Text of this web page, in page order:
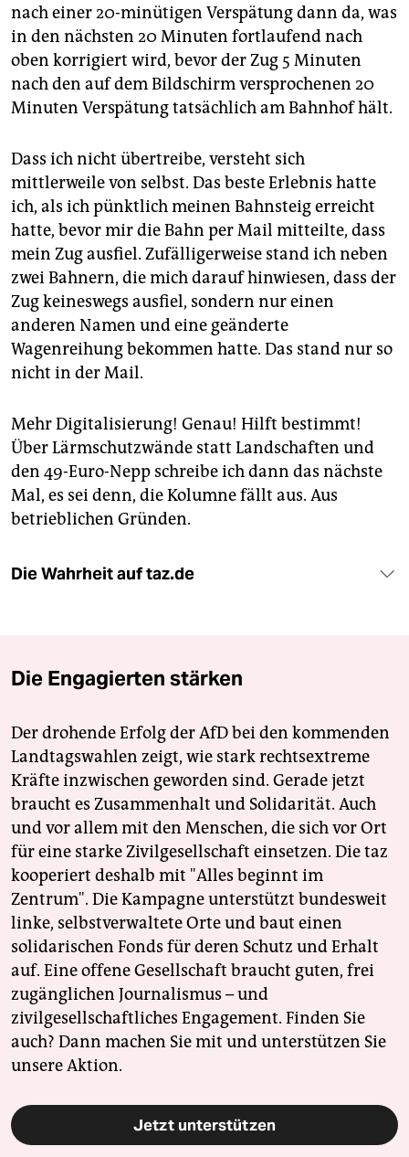
nach einer 20-minütigen Verspätung dann da, was
in den nächsten 20 Minuten fortlaufend nach
oben korrigiert wird, bevor der Zug 5 Minuten
nach den auf dem Bildschirm versprochenen 20
Minuten Verspätung tatsächlich am Bahnhof hält.
Dass ich nicht übertreibe, versteht sich
mittlerweile von selbst. Das beste Erlebnis hatte
ich, als ich pünktlich meinen Bahnsteig erreicht
hatte, bevor mir die Bahn per Mail mitteilte, dass
mein Zug ausfiel. Zufälligerweise stand ich neben
zwei Bahnern, die mich darauf hinwiesen, dass der
Zug keineswegs ausfiel, sondern nur einen
anderen Namen und eine geänderte
Wagenreihung bekommen hatte. Das stand nur so
nicht in der Mail.
Mehr Digitalisierung! Genau! Hilft bestimmt!
Über Lärmschutzwände statt Landschaften und
den 49-Euro-Nepp schreibe ich dann das nächste
Mal, es sei denn, die Kolumne fällt aus. Aus
betrieblichen Gründen.
Die Wahrheit auf taz.de
Die Engagierten stärken
Der drohende Erfolg der AfD bei den kommenden
Landtagswahlen zeigt, wie stark rechtsextreme
Kräfte inzwischen geworden sind. Gerade jetzt
braucht es Zusammenhalt und Solidarität. Auch
und vor allem mit den Menschen, die sich vor Ort
für eine starke Zivilgesellschaft einsetzen. Die taz
kooperiert deshalb mit "Alles beginnt im
Zentrum". Die Kampagne unterstützt bundesweit
linke, selbstverwaltete Orte und baut einen
solidarischen Fonds für deren Schutz und Erhalt
auf. Eine offene Gesellschaft braucht guten, frei
zugänglichen Journalismus – und
zivilgesellschaftliches Engagement. Finden Sie
auch? Dann machen Sie mit und unterstützen Sie
unsere Aktion.
Jetzt unterstützen